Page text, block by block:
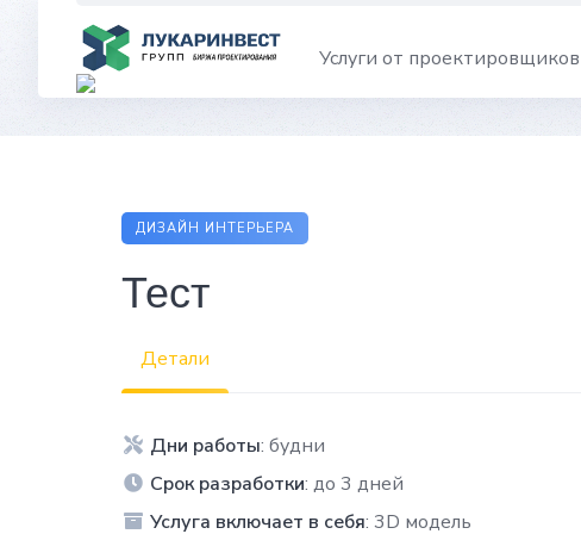
Услуги от проектировщиков
ДИЗАЙН ИНТЕРЬЕРА
Тест
Детали
Дни работы: будни
Срок разработки: до 3 дней
Услуга включает в себя: 3D модель